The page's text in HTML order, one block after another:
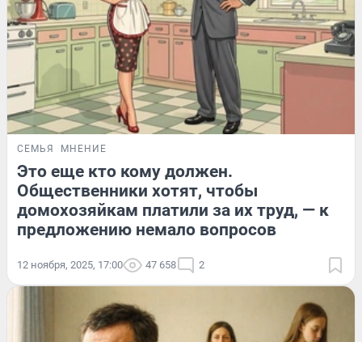
СЕМЬЯ МНЕНИЕ
Это еще кто кому должен.
Общественники хотят, чтобы
домохозяйкам платили за их труд, — к
предложению немало вопросов
12 ноября, 2025, 17:00 47 658 2